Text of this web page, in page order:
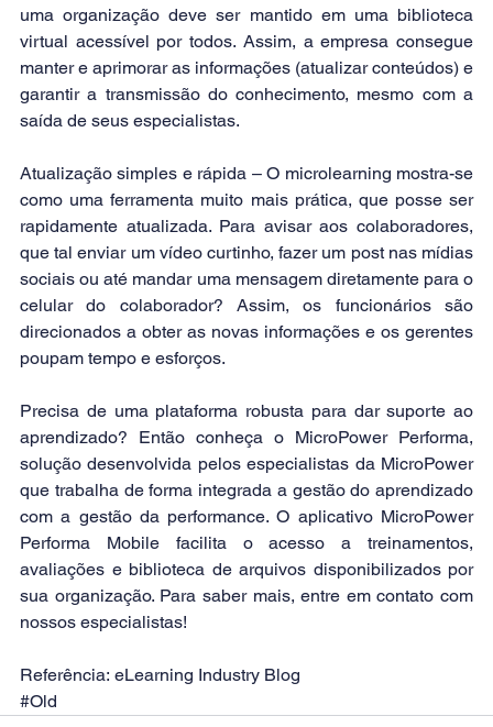
uma organização deve ser mantido em uma biblioteca
virtual acessível por todos. Assim, a empresa consegue
manter e aprimorar as informações (atualizar conteúdos) e
garantir a transmissão do conhecimento, mesmo com a
saída de seus especialistas.
Atualização simples e rápida – O microlearning mostra-se
como uma ferramenta muito mais prática, que posse ser
rapidamente atualizada. Para avisar aos colaboradores,
que tal enviar um vídeo curtinho, fazer um post nas mídias
sociais ou até mandar uma mensagem diretamente para o
celular do colaborador? Assim, os funcionários são
direcionados a obter as novas informações e os gerentes
poupam tempo e esforços.
Precisa de uma plataforma robusta para dar suporte ao
aprendizado? Então conheça o MicroPower Performa,
solução desenvolvida pelos especialistas da MicroPower
que trabalha de forma integrada a gestão do aprendizado
com a gestão da performance. O aplicativo MicroPower
Performa Mobile facilita o acesso a treinamentos,
avaliações e biblioteca de arquivos disponibilizados por
sua organização. Para saber mais, entre em contato com
nossos especialistas!
Referência: eLearning Industry Blog
#Old